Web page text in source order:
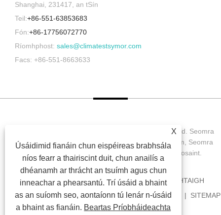
Shanghai, 231417, an tSín
Teil:+86-551-63853683
Fón:+86-17756072770
Ríomhphost: sales@climatestsymor.com
Facs: +86-551-8663633
Cóipcheart © 2022 Symor Instrument Equipment Co., Ltd. Seomra
Tástála Comhshaoil, Comh-Aireachta Leictreonach Tirim, Seomra
Tástála Síonchaitheamh Luathaithe Gach ceart ar cosaint.
BAILE FÚINN TÁIRGÍ NUACHT
ÍOSLUCHTAIGH
SEOL FIOSRÚCHÁN
GLAOIGH ORAINN NAISC
SITEMAP
RSS
XML PRIVACY POLICY
X
Úsáidimid fianáin chun eispéireas brabhsála
níos fearr a thairiscint duit, chun anailís a
dhéanamh ar thrácht an tsuímh agus chun
inneachar a phearsantú. Trí úsáid a bhaint
as an suíomh seo, aontaíonn tú lenár n-úsáid
a bhaint as fianáin. Beartas Príobháideachta